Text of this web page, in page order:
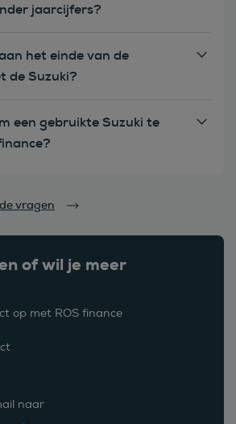
of wil je meer
op met ROS finance
naar
jaarcijfers?
het einde van de
de Suzuki?
een gebruikte Suzuki te
vragen